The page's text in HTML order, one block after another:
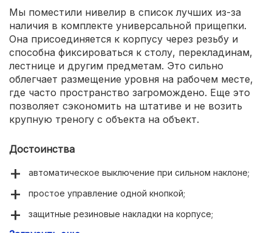
Мы поместили нивелир в список лучших из-за
наличия в комплекте универсальной прищепки.
Она присоединяется к корпусу через резьбу и
способна фиксироваться к столу, перекладинам,
лестнице и другим предметам. Это сильно
облегчает размещение уровня на рабочем месте,
где часто пространство загромождено. Еще это
позволяет сэкономить на штативе и не возить
крупную треногу с объекта на объект.
Достоинства
автоматическое выключение при сильном наклоне;
простое управление одной кнопкой;
защитные резиновые накладки на корпусе;